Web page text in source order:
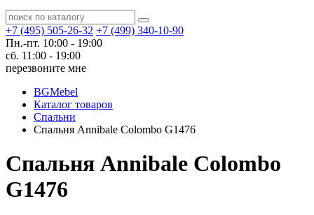
+7 (495) 505-26-32 +7 (499) 340-10-90
Пн.-пт. 10:00 - 19:00
сб. 11:00 - 19:00
перезвоните мне
BGMebel
Каталог товаров
Спальни
Спальня Annibale Colombo G1476
Спальня Annibale Colombo
G1476